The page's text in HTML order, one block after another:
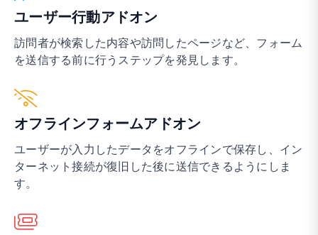
ユーザー行動アドオン
訪問者が検索した内容や訪問したページなど、フォーム
を送信する前に行うステップを発見します。
オフラインフォームアドオン
ユーザーが入力したデータをオフラインで保存し、イン
ターネット接続が復旧した後に送信できるようにしま
す。